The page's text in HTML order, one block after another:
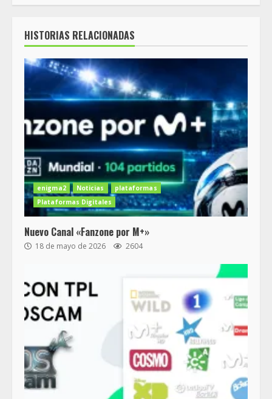
HISTORIAS RELACIONADAS
enigma2 Noticias
plataformas
Plataformas Digitales
Nuevo Canal «Fanzone por M+»
18 de mayo de 2026 2604